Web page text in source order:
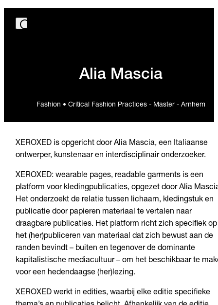
Alia Mascia
Fashion • Critical Fashion Practices - Master - Arnhem
XEROXED is opgericht door Alia Mascia, een Italiaanse
ontwerper, kunstenaar en interdisciplinair onderzoeker.
XEROXED: wearable pages, readable garments is een
platform voor kledingpublicaties, opgezet door Alia
Het onderzoekt de relatie tussen lichaam, kledingstuk en
publicatie door papieren materiaal te vertalen naar
draagbare publicaties. Het platform richt zich specifiek op
het (her)publiceren van materiaal dat zich bewust aan de
randen bevindt – buiten en tegenover de dominante
kapitalistische mediacultuur – om het beschikbaar te
voor een hedendaagse (her)lezing.
XEROXED werkt in edities, waarbij elke editie specifieke